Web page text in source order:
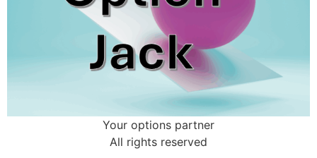
Your options partner
All rights reserved